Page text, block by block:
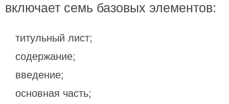
включает семь базовых элементов:
титульный лист;
содержание;
введение;
основная часть;